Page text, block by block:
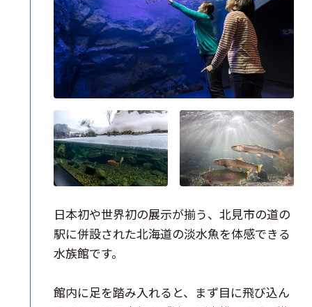
日本初や世界初の展示が揃う、北見市の道の
駅に併設された北海道の淡水魚を体感できる
水族館です。
館内に足を踏み入れると、まず目に飛び込ん